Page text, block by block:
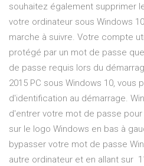
souhaitez également supprimer
votre ordinateur sous Windows
marche à suivre. Votre compte
protégé par un mot de passe
de passe requis lors du
2015 PC sous Windows 10, vous
d'identification au démarrage.
d'entrer votre mot de passe
sur le logo Windows en bas à
bypasser votre mot de passe
autre ordinateur et en allant sur